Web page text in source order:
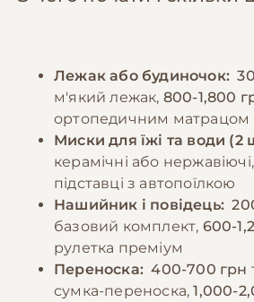
ясен.
🎁 −10% на зоотовари
За промокодом E-PET
враховувати індивідуальні
собаки та можливі
зміні раціону необхідно
поступово, щоб уникнути
травленням. Також
додавати до раціону
консультації з ветеринаром.
🎁 −10% на зоотовари
За промокодом E-PET
Лежак або будиночок:
м'який лежак, 800-1,800
ортопедичним матрацом
Миски для їжі та води (2
керамічні або
підставці з автопоїлкою
Нашийник і повідець:
базовий комплект, 600-
рулетка преміум
Переноска: 400-700 грн
сумка-переноска,1,000-